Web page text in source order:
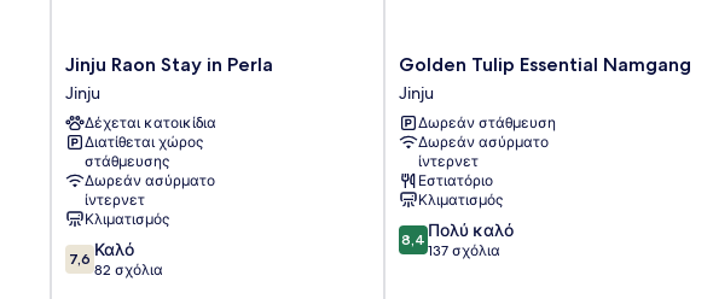
Jinju
Raon
Stay
in
Perla
Jinju
Jinju Raon Stay in Perla
Jinju
Δέχεται κατοικίδια
Διατίθεται χώρος
στάθμευσης
Δωρεάν ασύρματο
ίντερνετ
Κλιματισμός
7.6
στα
7,6 Καλό
82 σχόλια
Golden
Tulip
Essential
Namgang
Jinju
Golden Tulip Essential Namgang
Jinju
Δωρεάν στάθμευση
Δωρεάν ασύρματο
ίντερνετ
Εστιατόριο
Κλιματισμός
8.4
στα
8,4 Πολύ καλό
137 σχόλια